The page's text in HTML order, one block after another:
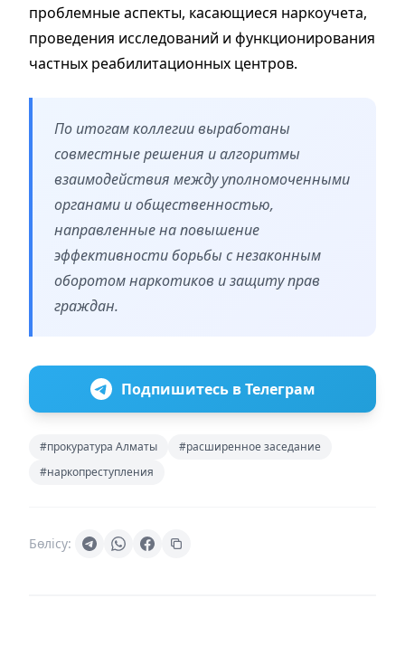
проблемные аспекты, касающиеся наркоучета,
проведения исследований и функционирования
частных реабилитационных центров.
По итогам коллегии выработаны
совместные решения и алгоритмы
взаимодействия между уполномоченными
органами и общественностью,
направленные на повышение
эффективности борьбы с незаконным
оборотом наркотиков и защиту прав
граждан.
Подпишитесь в Телеграм
#прокуратура Алматы
#расширенное заседание
#наркопреступления
Бөлісу: